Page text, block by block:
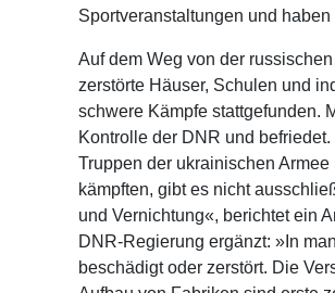
Sportveranstaltungen und
Auf dem Weg von der
zerstörte Häuser, Schulen und
schwere Kämpfe stattgefunden.
Kontrolle der DNR und
Truppen der ukrainischen
kämpften, gibt es nicht
und Vernichtung«, berichtet ein
DNR-Regierung ergänzt: »In
beschädigt oder zerstört. Die